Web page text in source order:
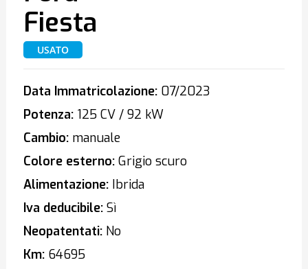
Fiesta
USATO
Data Immatricolazione:07/2023
Potenza:125 CV / 92 kW
Cambio:manuale
Colore esterno:Grigio scuro
Alimentazione:Ibrida
Iva deducibile:Sì
Neopatentati:No
Km:64695